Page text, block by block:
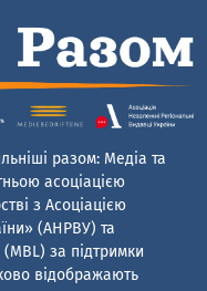
разом: Медіа та
асоціацією
з Асоціацією
(АНРВУ) та
за підтримки
відображають